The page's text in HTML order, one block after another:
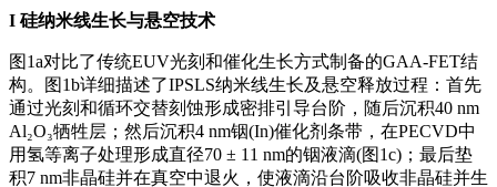
I 硅纳米线生长与悬空技术
图1a对比了传统EUV光刻和催化生长方式制备的GAA-FET结
构。图1b详细描述了IPSLS纳米线生长及悬空释放过程：首先
通过光刻和循环交替刻蚀形成密排引导台阶，随后沉积40 nm
Al₂O₃牺牲层；然后沉积4 nm铟(In)催化剂条带，在PECVD中
用氢等离子处理形成直径70 ± 11 nm的铟液滴(图1c)；最后垫
积7 nm非晶硅并在真空中退火，使液滴沿台阶吸收非晶硅并生